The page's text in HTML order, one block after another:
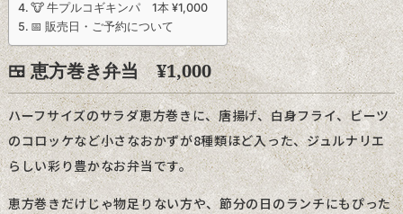
🐮 牛プルコギキンパ 1本 ¥1,000
📅 販売日・ご予約について
🍱 恵方巻き弁当 ¥1,000
ハーフサイズのサラダ恵方巻きに、唐揚げ、白身フライ、ビーツ
のコロッケなど小さなおかずが8種類ほど入った、ジュルナリエ
らしい彩り豊かなお弁当です。
恵方巻きだけじゃ物足りない方や、節分の日のランチにもぴった